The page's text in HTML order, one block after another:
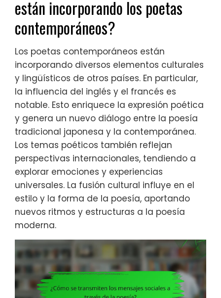
están incorporando los poetas
contemporáneos?
Los poetas contemporáneos están
incorporando diversos elementos culturales
y lingüísticos de otros países. En particular,
la influencia del inglés y el francés es
notable. Esto enriquece la expresión poética
y genera un nuevo diálogo entre la poesía
tradicional japonesa y la contemporánea.
Los temas poéticos también reflejan
perspectivas internacionales, tendiendo a
explorar emociones y experiencias
universales. La fusión cultural influye en el
estilo y la forma de la poesía, aportando
nuevos ritmos y estructuras a la poesía
moderna.